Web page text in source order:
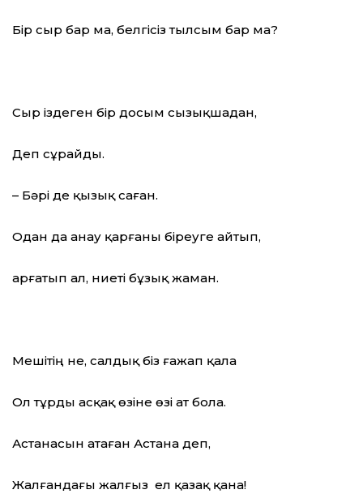
Бір сыр бар ма, белгісіз тылсым бар ма?
Сыр іздеген бір досым сызықшадан,
Деп сұрайды.
– Бәрі де қызық саған.
Одан да анау қарғаны біреуге айтып,
Қарғатып ал, ниеті бұзық жаман.
Мешітің не, салдық біз ғажап қала
Ол тұрды асқақ өзіне өзі ат бола.
Астанасын атаған Астана деп,
Жалғандағы жалғыз ел қазақ қана!